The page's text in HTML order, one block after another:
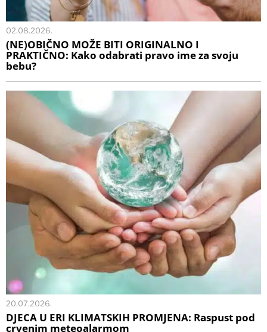
02.08.2026.
(NE)OBIČNO MOŽE BITI ORIGINALNO I
PRAKTIČNO: Kako odabrati pravo ime za svoju
bebu?
20.07.2026.
DJECA U ERI KLIMATSKIH PROMJENA: Raspust pod
crvenim meteoalarmom